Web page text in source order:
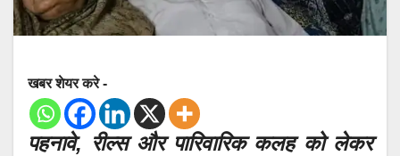
खबर शेयर करे -
पहनावे, रील्स और पारिवारिक कलह को लेकर